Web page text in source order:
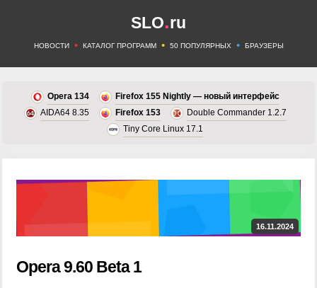
SLO.ru
НОВОСТИ • КАТАЛОГ ПРОГРАММ • 50 ПОПУЛЯРНЫХ • БРАУЗЕРЫ
Opera 134
Firefox 155 Nightly — новый интерфейс
AIDA64 8.35
Firefox 153
Double Commander 1.2.7
Tiny Core Linux 17.1
16.11.2024
Opera 9.60 Beta 1